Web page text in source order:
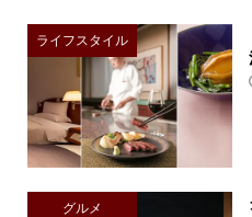
ライフスタイル
グルメ